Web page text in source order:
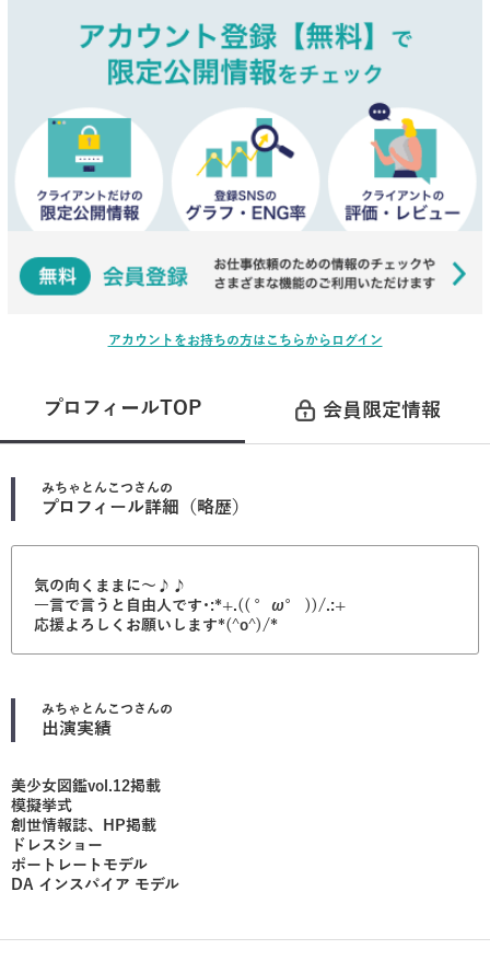
アカウントをお持ちの方はこちらからログイン
プロフィールTOP 会員限定情報
みちゃとんこつ さんの
プロフィール詳細（略歴）
気の向くままに〜♪♪
一言で言うと自由人です･:*+.(( °ω° ))/.:+
応援よろしくお願いします*(^o^)/*
みちゃとんこつ さんの
出演実績
美少女図鑑vol.12掲載
模擬挙式
創世情報誌、HP掲載
ドレスショー
ポートレートモデル
DA インスパイア モデル